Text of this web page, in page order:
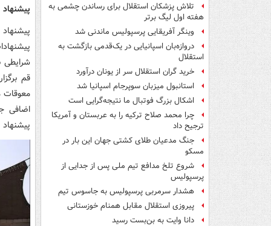
تلاش پزشکان استقلال برای رساندن چشمی به
هفته اول لیگ برتر
وینگر آفریقایی پرسپولیس ماندنی شد
دروازه‌بان اسپانیایی در یک‌قدمی بازگشت به
استقلال
خرید گران استقلال سر از یونان درآورد
استانبول میزبان سوپرجام اسپانیا شد
اشکال بزرگ فوتبال ما نتیجه‌گرایی است
چرا محمد صلاح ترکیه را به عربستان و آمریکا
ترجیح داد
جنگ مدعیان طلای کشتی جهان این بار در
مسکو
شروع تلخ مدافع تیم ملی پس از جدایی از
پرسپولیس
هشدار سرمربی پرسپولیس به جاسوس تیم
پیروزی استقلال مقابل همنام خوزستانی
دانا وایت به بن‌بست رسید
شرایطی
قم
معوقات
اضافی